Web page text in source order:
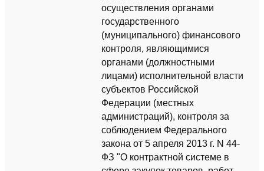
осуществления органами
государственного
(муниципального) финансового
контроля, являющимися
органами (должностными
лицами) исполнительной власти
субъектов Российской
Федерации (местных
администраций), контроля за
соблюдением Федерального
закона от 5 апреля 2013 г. N 44-
ФЗ "О контрактной системе в